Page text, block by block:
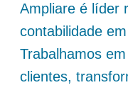
Ampliare é líder
contabilidade
Trabalhamos
clientes,